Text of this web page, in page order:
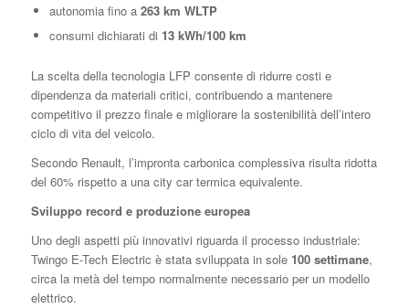
autonomia fino a 263 km WLTP
consumi dichiarati di 13 kWh/100 km
La scelta della tecnologia LFP consente di ridurre costi e
dipendenza da materiali critici, contribuendo a mantenere
competitivo il prezzo finale e migliorare la sostenibilità dell’intero
ciclo di vita del veicolo.
Secondo Renault, l’impronta carbonica complessiva risulta ridotta
del 60% rispetto a una city car termica equivalente.
Sviluppo record e produzione europea
Uno degli aspetti più innovativi riguarda il processo industriale:
Twingo E-Tech Electric è stata sviluppata in sole 100 settimane,
circa la metà del tempo normalmente necessario per un modello
elettrico.